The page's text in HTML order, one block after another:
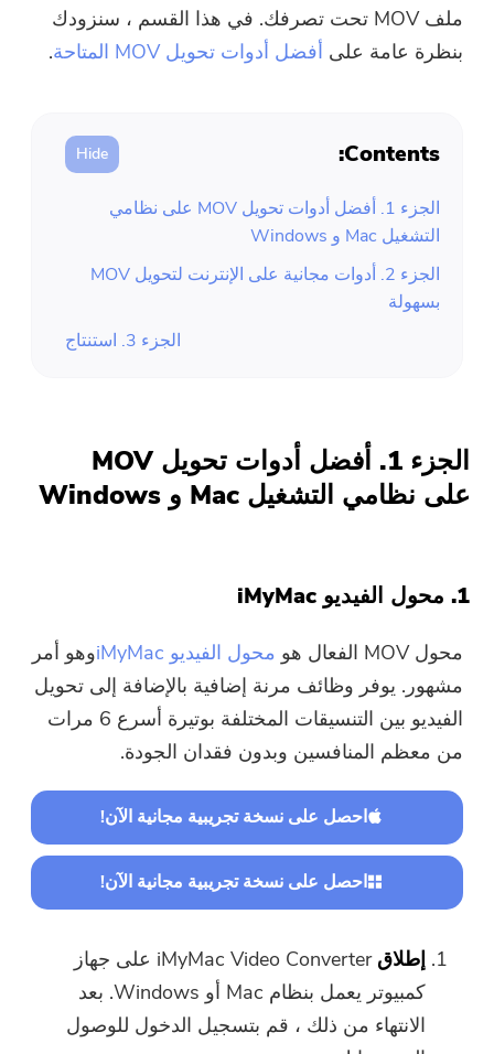
ملف MOV تحت تصرفك. في هذا القسم ، سنزودك
بنظرة عامة على أفضل أدوات تحويل MOV المتاحة .
Contents:
الجزء 1. أفضل أدوات تحويل MOV على نظامي
التشغيل Mac و Windows
الجزء 2. أدوات مجانية على الإنترنت لتحويل MOV
بسهولة
الجزء 3. استنتاج
الجزء 1. أفضل أدوات تحويل MOV
على نظامي التشغيل Mac و Windows
1. محول الفيديو iMyMac
محول MOV الفعال هو محول الفيديو iMyMac
وهو أمر
مشهور. يوفر وظائف مرنة إضافية بالإضافة إلى تحويل
الفيديو بين التنسيقات المختلفة بوتيرة أسرع 6 مرات
من معظم المنافسين وبدون فقدان الجودة.
احصل على نسخة تجريبية مجانية الآن!
احصل على نسخة تجريبية مجانية الآن!
إطلاق
iMyMac Video Converter على جهاز
كمبيوتر يعمل بنظام Mac أو Windows. بعد
الانتهاء من ذلك ، قم بتسجيل الدخول للوصول